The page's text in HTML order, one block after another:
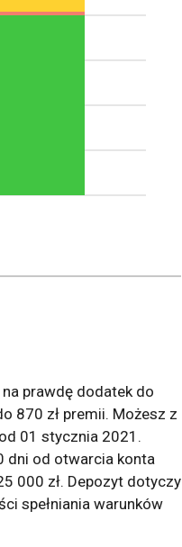
prawdę dodatek do
870 zł premii. Możesz z
01 stycznia 2021.
dni od otwarcia konta
000 zł. Depozyt dotyczy
spełniania warunków